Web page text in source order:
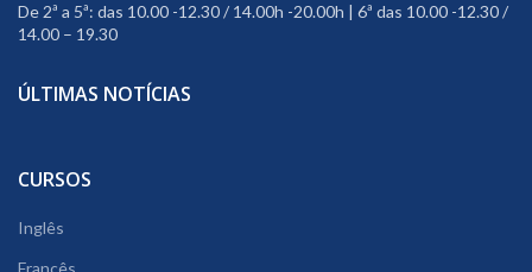
De 2ª a 5ª: das 10.00 -12.30 / 14.00h -20.00h | 6ª das 10.00 -12.30 /
14.00 – 19.30
ÚLTIMAS NOTÍCIAS
CURSOS
Inglês